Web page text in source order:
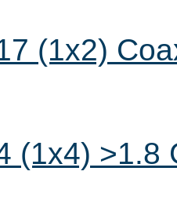
(1x2)
(1x4) >1.8